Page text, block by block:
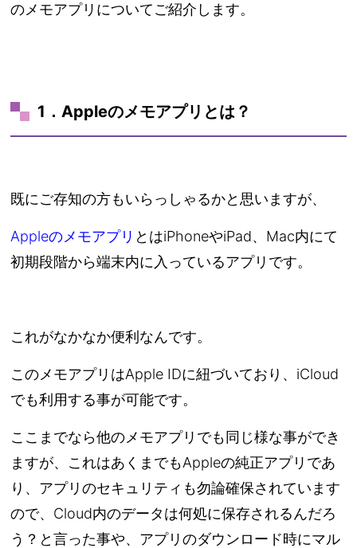
のメモアプリについてご紹介します。
1．Appleのメモアプリとは？
既にご存知の方もいらっしゃるかと思いますが、
Appleのメモアプリ とはiPhoneやiPad、Mac内にて
初期段階から端末内に入っているアプリです。
これがなかなか便利なんです。
このメモアプリはApple IDに紐づいており、iCloud
でも利用する事が可能です。
ここまでなら他のメモアプリでも同じ様な事ができ
ますが、これはあくまでもAppleの純正アプリであ
り、アプリのセキュリティも勿論確保されています
ので、Cloud内のデータは何処に保存されるんだろ
う？と言った事や、アプリのダウンロード時にマル